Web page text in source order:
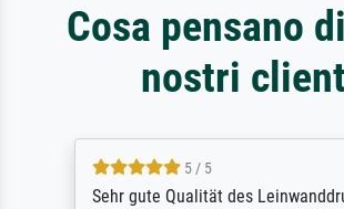
Cosa pensano
nostri
5 / 5
Sehr gute Qualität des